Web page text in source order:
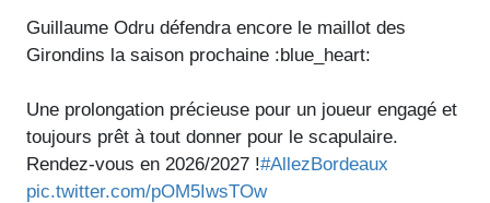
Guillaume Odru défendra encore le maillot des
Girondins la saison prochaine :blue_heart:
Une prolongation précieuse pour un joueur engagé et
toujours prêt à tout donner pour le scapulaire.
Rendez-vous en 2026/2027 !#AllezBordeaux
pic.twitter.com/pOM5IwsTOw